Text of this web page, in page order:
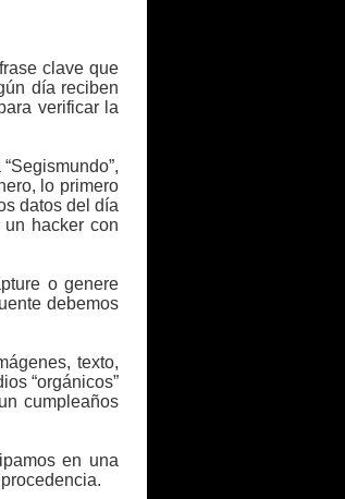
clave que
día reciben
verificar la
lo primero
datos del día
hacker con
o genere
debemos
texto,
“orgánicos”
cumpleaños
en una